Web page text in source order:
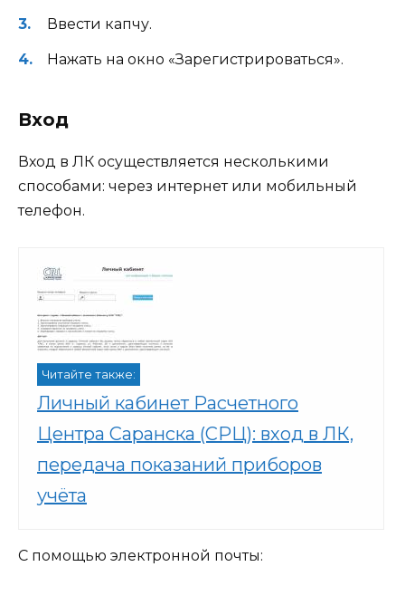
Ввести капчу.
Нажать на окно «Зарегистрироваться».
Вход
Вход в ЛК осуществляется несколькими
способами: через интернет или мобильный
телефон.
Читайте также:
Личный кабинет Расчетного
Центра Саранска (СРЦ): вход в ЛК,
передача показаний приборов
учёта
С помощью электронной почты: